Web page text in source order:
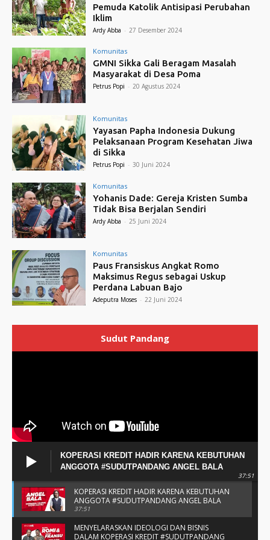
Pemuda Katolik Antisipasi Perubahan
Iklim
Ardy Abba - 27 Desember 2024
Komunitas
GMNI Sikka Gali Beragam Masalah
Masyarakat di Desa Poma
Petrus Popi - 20 Agustus 2024
Komunitas
Yayasan Papha Indonesia Dukung
Pelaksanaan Program Kesehatan Jiwa
di Sikka
Petrus Popi - 30 Juni 2024
Komunitas
Yohanis Dade: Gereja Kristen Sumba
Tidak Bisa Berjalan Sendiri
Ardy Abba - 25 Juni 2024
Komunitas
Paus Fransiskus Angkat Romo
Maksimus Regus sebagai Uskup
Perdana Labuan Bajo
Adeputra Moses - 22 Juni 2024
Sudut Pandang
KOPERASI KREDIT HADIR KARENA KEBUTUHAN
ANGGOTA #SUDUTPANDANG ANGEL BALA
37:51
KOPERASI KREDIT HADIR KARENA KEBUTUHAN
ANGGOTA #SUDUTPANDANG ANGEL BALA
37:51
MENYELARASKAN IDEOLOGI DAN BISNIS
DALAM KOPERASI KREDIT #SUDUTPANDANG